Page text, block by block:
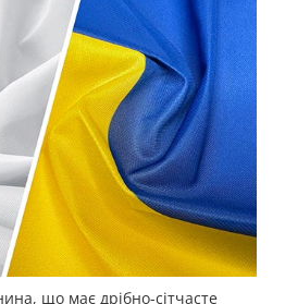
що має дрібно-сітчасте